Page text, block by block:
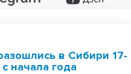
в Сибири 17-
начала года